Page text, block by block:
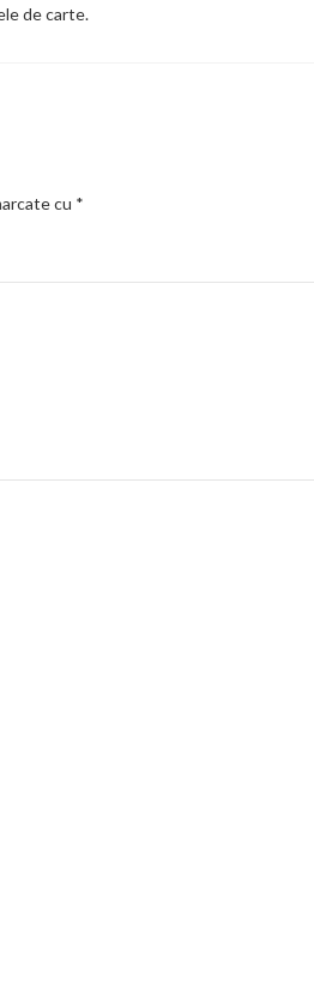
de carte.
cu *